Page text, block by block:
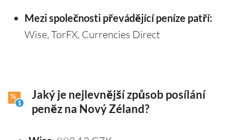
Mezi společnosti převádějící peníze patří:
Wise, TorFX, Currencies Direct
Jaký je nejlevnější způsob posílání
peněz na Nový Zéland?